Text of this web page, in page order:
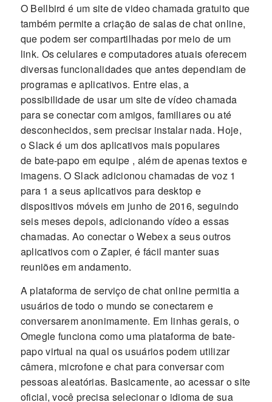
O Bellbird é um site de video chamada gratuito que
também permite a criação de salas de chat online,
que podem ser compartilhadas por meio de um
link. Os celulares e computadores atuais oferecem
diversas funcionalidades que antes dependiam de
programas e aplicativos. Entre elas, a
possibilidade de usar um site de vídeo chamada
para se conectar com amigos, familiares ou até
desconhecidos, sem precisar instalar nada. Hoje,
o Slack é um dos aplicativos mais populares
de bate-papo em equipe , além de apenas textos e
imagens. O Slack adicionou chamadas de voz 1
para 1 a seus aplicativos para desktop e
dispositivos móveis em junho de 2016, seguindo
seis meses depois, adicionando vídeo a essas
chamadas. Ao conectar o Webex a seus outros
aplicativos com o Zapier, é fácil manter suas
reuniões em andamento.
A plataforma de serviço de chat online permitia a
usuários de todo o mundo se conectarem e
conversarem anonimamente. Em linhas gerais, o
Omegle funciona como uma plataforma de bate-
papo virtual na qual os usuários podem utilizar
câmera, microfone e chat para conversar com
pessoas aleatórias. Basicamente, ao acessar o site
oficial, você precisa selecionar o idioma de sua